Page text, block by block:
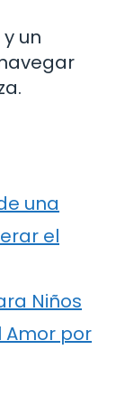
un
una
el
Niños
Amor por